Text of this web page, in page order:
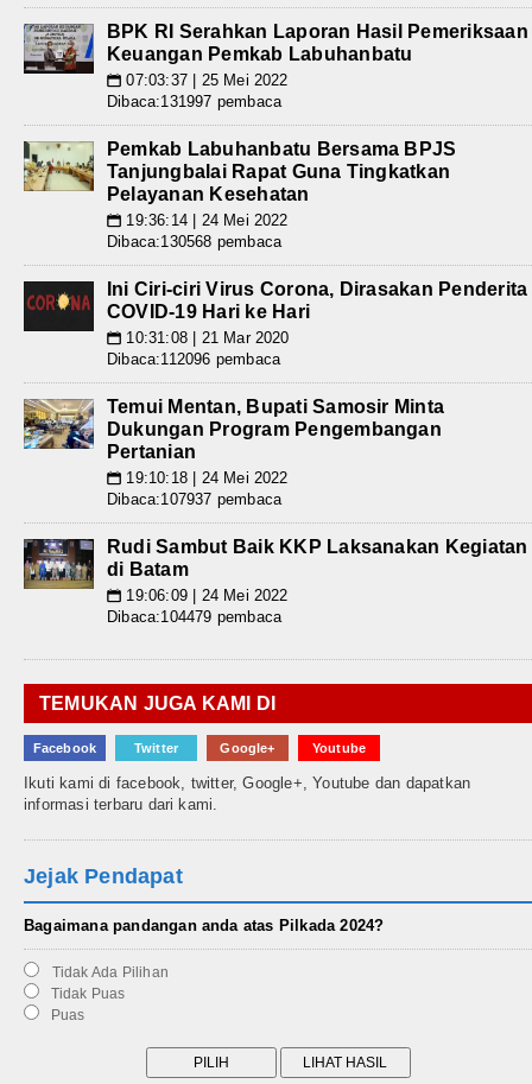
BPK RI Serahkan Laporan Hasil Pemeriksaan
Keuangan Pemkab Labuhanbatu
📅 07:03:37 | 25 Mei 2022
Dibaca:131997 pembaca
Pemkab Labuhanbatu Bersama BPJS
Tanjungbalai Rapat Guna Tingkatkan
Pelayanan Kesehatan
📅 19:36:14 | 24 Mei 2022
Dibaca:130568 pembaca
Ini Ciri-ciri Virus Corona, Dirasakan Penderita
COVID-19 Hari ke Hari
📅 10:31:08 | 21 Mar 2020
Dibaca:112096 pembaca
Temui Mentan, Bupati Samosir Minta
Dukungan Program Pengembangan
Pertanian
📅 19:10:18 | 24 Mei 2022
Dibaca:107937 pembaca
Rudi Sambut Baik KKP Laksanakan Kegiatan
di Batam
📅 19:06:09 | 24 Mei 2022
Dibaca:104479 pembaca
TEMUKAN JUGA KAMI DI
Facebook Twitter Google+ Youtube
Ikuti kami di facebook, twitter, Google+, Youtube dan dapatkan
informasi terbaru dari kami.
Jejak Pendapat
Bagaimana pandangan anda atas Pilkada 2024?
Tidak Ada Pilihan
Tidak Puas
Puas